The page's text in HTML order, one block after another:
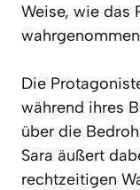
Weise, wie das
Die
während ihres
über die
Sara äußert
rechtzeitigen